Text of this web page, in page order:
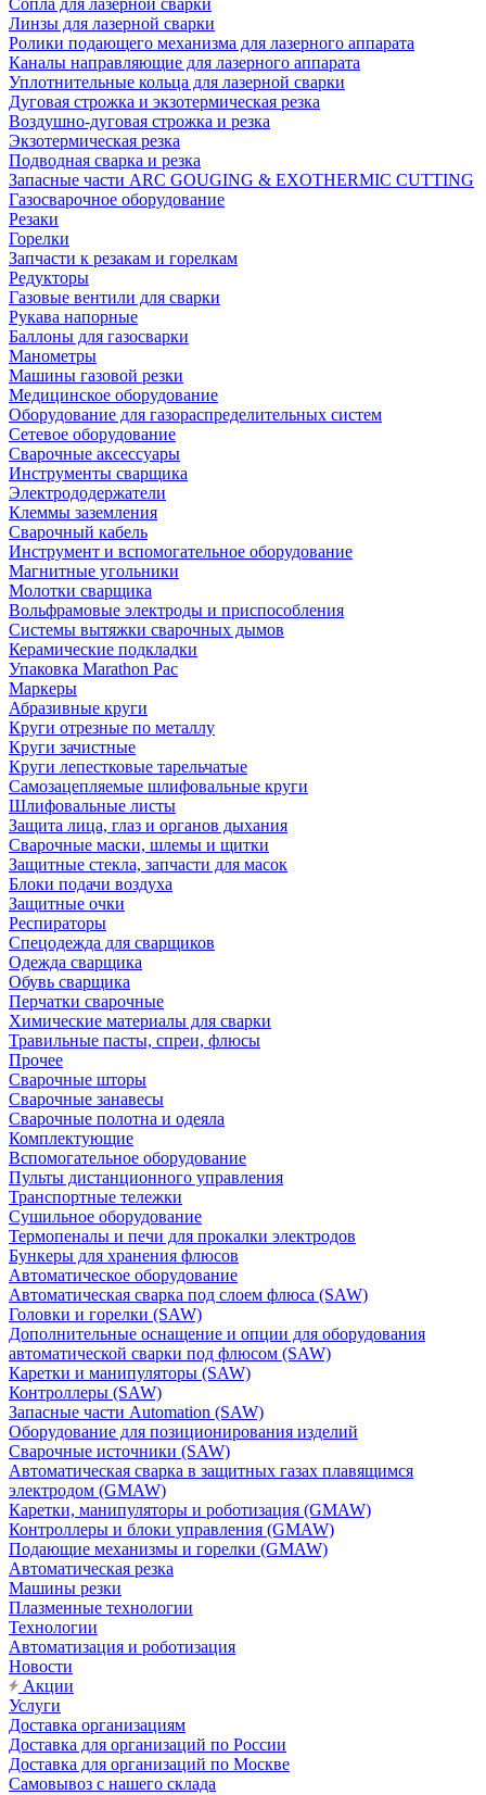
Сопла для лазерной сварки
Линзы для лазерной сварки
Ролики подающего механизма для лазерного аппарата
Каналы направляющие для лазерного аппарата
Уплотнительные кольца для лазерной сварки
Дуговая строжка и экзотермическая резка
Воздушно-дуговая строжка и резка
Экзотермическая резка
Подводная сварка и резка
Запасные части ARC GOUGING & EXOTHERMIC CUTTING
Газосварочное оборудование
Резаки
Горелки
Запчасти к резакам и горелкам
Редукторы
Газовые вентили для сварки
Рукава напорные
Баллоны для газосварки
Манометры
Машины газовой резки
Медицинское оборудование
Оборудование для газораспределительных систем
Сетевое оборудование
Сварочные аксессуары
Инструменты сварщика
Электрододержатели
Клеммы заземления
Сварочный кабель
Инструмент и вспомогательное оборудование
Магнитные угольники
Молотки сварщика
Вольфрамовые электроды и приспособления
Системы вытяжки сварочных дымов
Керамические подкладки
Упаковка Marathon Pac
Маркеры
Абразивные круги
Круги отрезные по металлу
Круги зачистные
Круги лепестковые тарельчатые
Самозацепляемые шлифовальные круги
Шлифовальные листы
Защита лица, глаз и органов дыхания
Сварочные маски, шлемы и щитки
Защитные стекла, запчасти для масок
Блоки подачи воздуха
Защитные очки
Респираторы
Спецодежда для сварщиков
Одежда сварщика
Обувь сварщика
Перчатки сварочные
Химические материалы для сварки
Травильные пасты, спреи, флюсы
Прочее
Сварочные шторы
Сварочные занавесы
Сварочные полотна и одеяла
Комплектующие
Вспомогательное оборудование
Пульты дистанционного управления
Транспортные тележки
Сушильное оборудование
Термопеналы и печи для прокалки электродов
Бункеры для хранения флюсов
Автоматическое оборудование
Автоматическая сварка под слоем флюса (SAW)
Головки и горелки (SAW)
Дополнительные оснащение и опции для оборудования
автоматической сварки под флюсом (SAW)
Каретки и манипуляторы (SAW)
Контроллеры (SAW)
Запасные части Automation (SAW)
Оборудование для позиционирования изделий
Сварочные источники (SAW)
Автоматическая сварка в защитных газах плавящимся
электродом (GMAW)
Каретки, манипуляторы и роботизация (GMAW)
Контроллеры и блоки управления (GMAW)
Подающие механизмы и горелки (GMAW)
Автоматическая резка
Машины резки
Плазменные технологии
Технологии
Автоматизация и роботизация
Новости
Акции
Услуги
Доставка организациям
Доставка для организаций по России
Доставка для организаций по Москве
Самовывоз с нашего склада